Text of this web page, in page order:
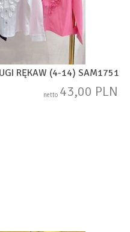
RĘKAW (4-14) SAM1751
netto 43,00 PLN